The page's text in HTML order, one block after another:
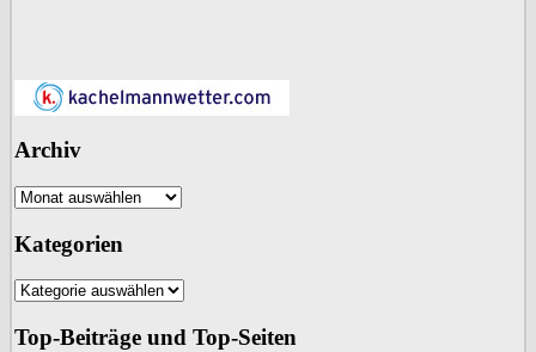
Archiv
Archiv
Kategorien
Kategorien
Top-Beiträge und Top-Seiten